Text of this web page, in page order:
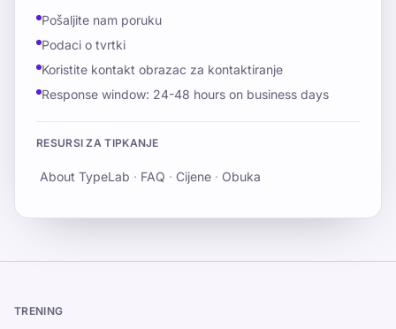
Pošaljite nam poruku
Podaci o tvrtki
Koristite kontakt obrazac za kontaktiranje
Response window: 24-48 hours on business days
RESURSI ZA TIPKANJE
About TypeLab · FAQ · Cijene · Obuka
TRENING